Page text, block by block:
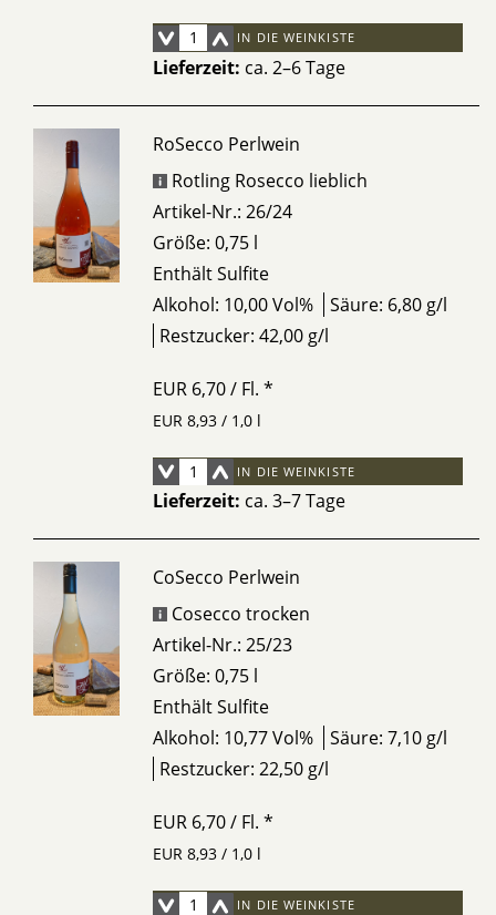
IN DIE WEINKISTE
Lieferzeit: ca. 2–6 Tage
RoSecco Perlwein
Rotling Rosecco lieblich
Artikel-Nr.: 26/24
Größe: 0,75 l
Enthält Sulfite
Alkohol: 10,00 Vol%
Säure: 6,80 g/l
Restzucker: 42,00 g/l
EUR 6,70/ Fl. *
EUR 8,93 / 1,0 l
IN DIE WEINKISTE
Lieferzeit: ca. 3–7 Tage
CoSecco Perlwein
Cosecco trocken
Artikel-Nr.: 25/23
Größe: 0,75 l
Enthält Sulfite
Alkohol: 10,77 Vol%
Säure: 7,10 g/l
Restzucker: 22,50 g/l
EUR 6,70/ Fl. *
EUR 8,93 / 1,0 l
IN DIE WEINKISTE